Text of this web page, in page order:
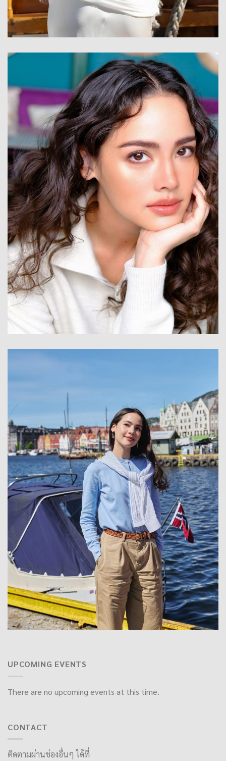
UPCOMING EVENTS
There are no upcoming events at this time.
CONTACT
ติดตามผ่านช่องอื่นๆ ได้ที่